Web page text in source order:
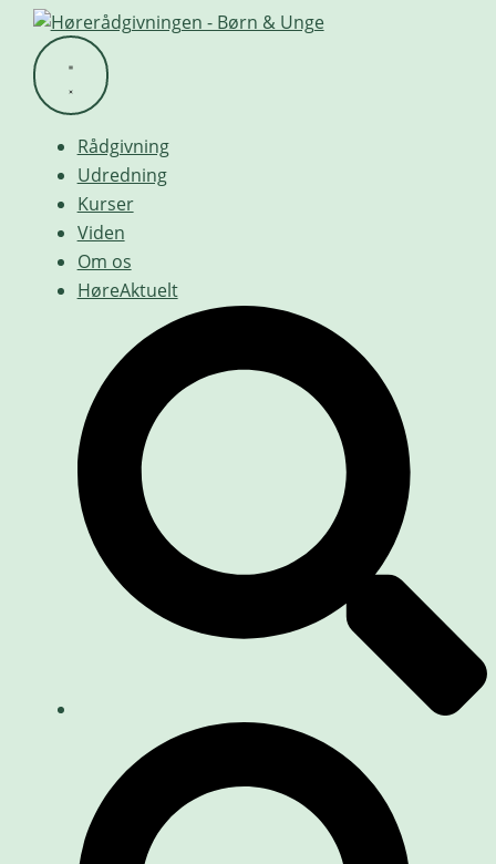
Videre
indhold
Rådgivning
Udredning
Kurser
Viden
Om os
HøreAktuelt